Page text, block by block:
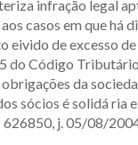
infração legal
casos em que há
eivido de excesso
do Código
da
sócios é solidá ria
626850, j. 05/08/